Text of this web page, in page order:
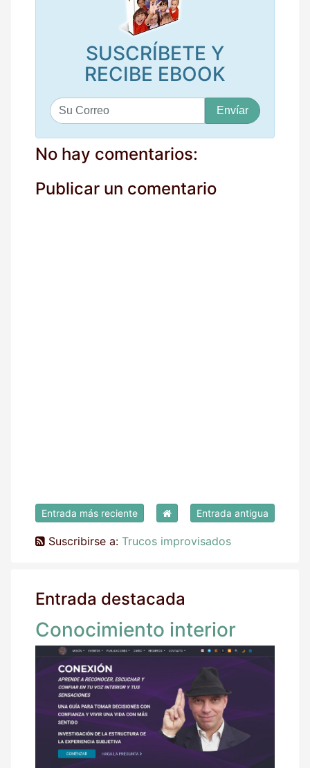
SUSCRÍBETE Y
RECIBE EBOOK
u
c
o
e
No hay comentarios:
Publicar un comentario
Entrada más reciente Entrada antigua
Suscribirse a: Trucos improvisados
Entrada destacada
Conocimiento interior